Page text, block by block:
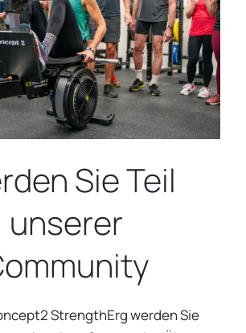
Sie Teil
unserer
StrengthErg werden Sie